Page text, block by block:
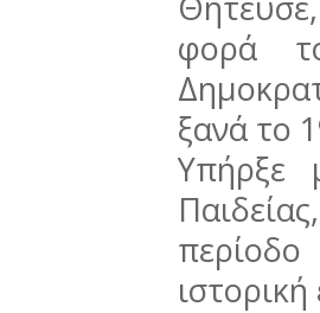
φορά
ξανά το
Υπήρξε